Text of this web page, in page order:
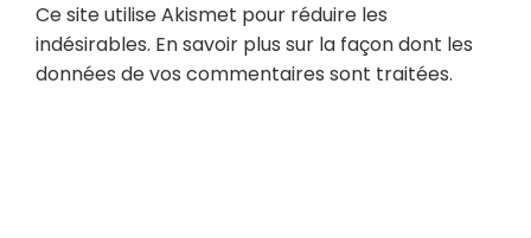
Ce site utilise Akismet pour réduire les
indésirables. En savoir plus sur la façon dont les
données de vos commentaires sont traitées.